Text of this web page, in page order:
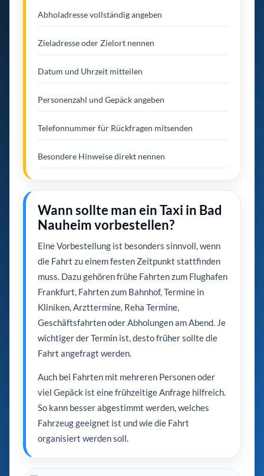
Abholadresse vollständig angeben
Zieladresse oder Zielort nennen
Datum und Uhrzeit mitteilen
Personenzahl und Gepäck angeben
Telefonnummer für Rückfragen mitsenden
Besondere Hinweise direkt nennen
Wann sollte man ein Taxi in Bad
Nauheim vorbestellen?
Eine Vorbestellung ist besonders sinnvoll, wenn
die Fahrt zu einem festen Zeitpunkt stattfinden
muss. Dazu gehören frühe Fahrten zum Flughafen
Frankfurt, Fahrten zum Bahnhof, Termine in
Kliniken, Arzttermine, Reha Termine,
Geschäftsfahrten oder Abholungen am Abend. Je
wichtiger der Termin ist, desto früher sollte die
Fahrt angefragt werden.
Auch bei Fahrten mit mehreren Personen oder
viel Gepäck ist eine frühzeitige Anfrage hilfreich.
So kann besser abgestimmt werden, welches
Fahrzeug geeignet ist und wie die Fahrt
organisiert werden soll.